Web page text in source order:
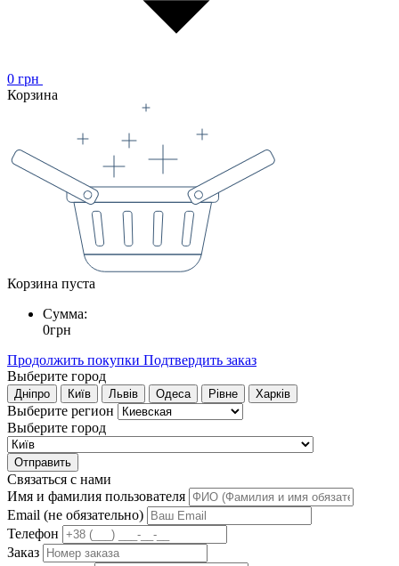
0 грн
Корзина
Корзина пуста
Сумма:
0грн
Продолжить покупки Подтвердить заказ
Выберите город
Дніпро Київ Львів Одеса Рівне Харків
Выберите регион
Выберите город
Отправить
Связаться с нами
Имя и фамилия пользователя
Email (не обязательно)
Телефон
Заказ